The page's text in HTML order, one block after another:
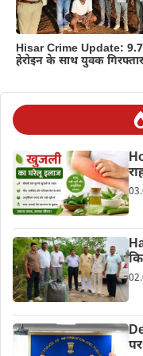
Hisar Crime Update:
हेरोइन के साथ युवक गिरफ्तार